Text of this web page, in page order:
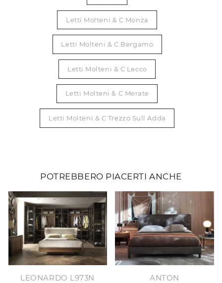
Letti Molteni & C Monza
Letti Molteni & C Bergamo
Letti Molteni & C Lecco
Letti Molteni & C Merate
Letti Molteni & C Trezzo Sull Adda
POTREBBERO PIACERTI ANCHE
LEONARDO L973N ANTON